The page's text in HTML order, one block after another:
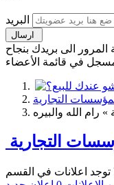
البريد
مسجل في قائمة الأعضاء
التجارية
الله والبيره
التجارية
توجد اعلانات في القسم